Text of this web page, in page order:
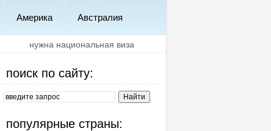
Америка Австралия
нужна национальная виза
поиск по сайту:
популярные страны: